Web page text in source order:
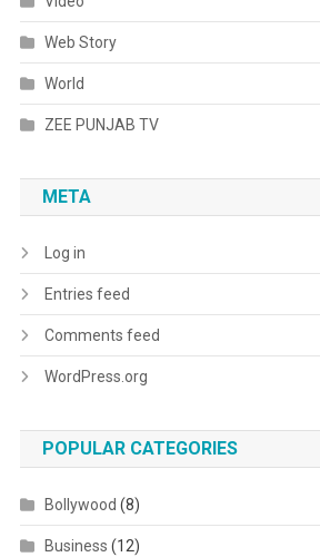
Web Story
World
ZEE PUNJAB TV
META
Log in
Entries feed
Comments feed
WordPress.org
POPULAR CATEGORIES
Bollywood (8)
Business (12)